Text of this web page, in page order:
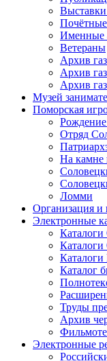
Именные
Ветераны
Архив
Архив
Архив
Музей
Поморская
Отряд
На камне
Ломми
Организация и
Электронные
Каталоги
Каталог
Труды
Архив
Электронные